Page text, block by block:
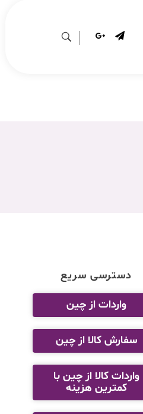
دسترسی سریع
واردات از چین
سفارش کالا از چین
واردات کالا از چین با
کمترین هزینه